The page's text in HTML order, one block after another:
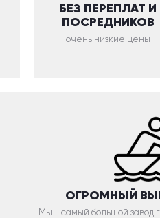
БЕЗ ПЕРЕПЛАТ И
ПОСРЕДНИКОВ
очень низкие цены
ОГРОМНЫЙ
Мы - самый большой завод